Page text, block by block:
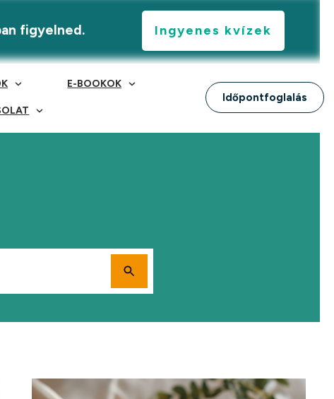
E-BOOKOK
Időpontfoglalás
figyelned. Ingyenes kvízek